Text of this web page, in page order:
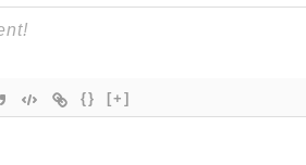
{} [+]